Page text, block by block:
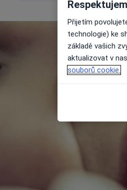
Přijetím
technologie) ke
základě vašich
aktualizovat v
souborů cookie.